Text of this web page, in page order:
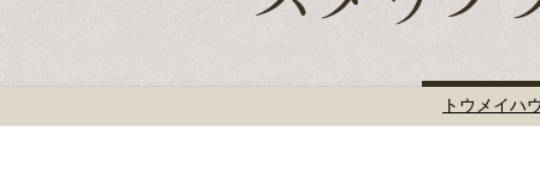
トウメイハ